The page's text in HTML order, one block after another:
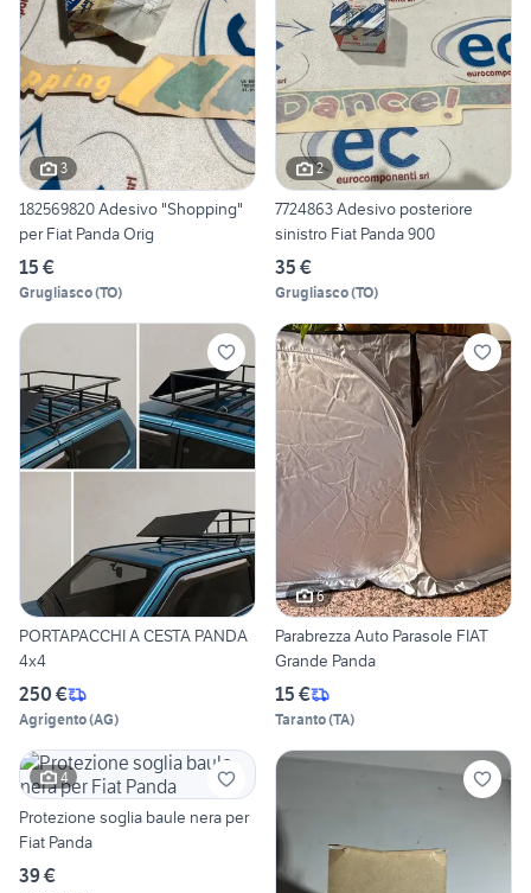
3
182569820 Adesivo "Shopping"
per Fiat Panda Orig
15 €
Grugliasco(TO)
2
7724863 Adesivo posteriore
sinistro Fiat Panda 900
35 €
Grugliasco(TO)
PORTAPACCHI A CESTA PANDA
4x4
250 €
Agrigento(AG)
6
Parabrezza Auto Parasole FIAT
Grande Panda
15 €
Taranto(TA)
4
Protezione soglia baule nera per
Fiat Panda
39 €